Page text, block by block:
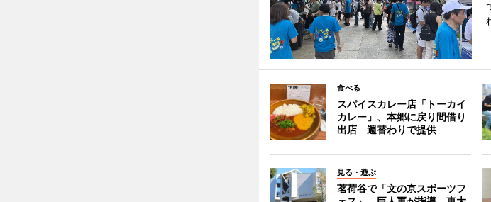
食べる
スパイスカレー店「トーカイ
カレー」、本郷に戻り間借り
出店 週替わりで提供
見る・遊ぶ
茗荷谷で「文の京スポーツフ